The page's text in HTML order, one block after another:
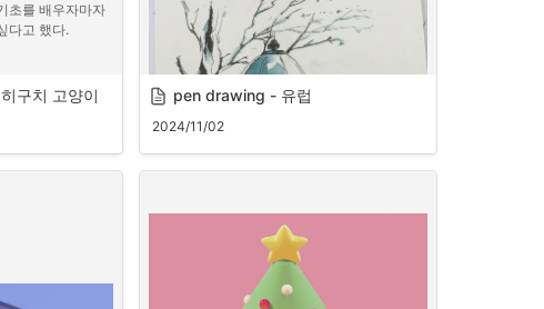
초를 배우자마자
다고 했다.
구치 고양이 pen drawing - 유럽
2024/11/02